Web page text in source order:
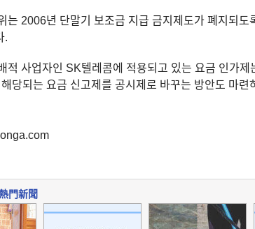
는 2006년 단말기 보조금 지급 금지제도가 폐지되도
.
적 사업자인 SK텔레콤에 적용되고 있는 요금 인가
당되는 요금 신고제를 공시제로 바꾸는 방안도 마련
門新聞